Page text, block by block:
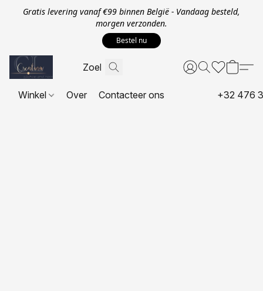
Gratis levering vanaf €99 binnen België - Vandaag besteld,
morgen verzonden.
Bestel nu
Winkel Over Contacteer ons +32 476